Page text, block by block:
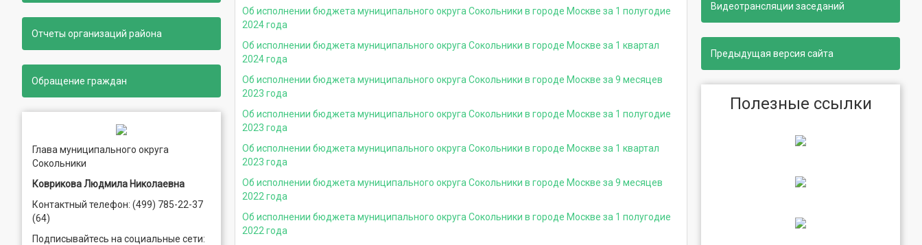
Отчеты организаций района
Обращение граждан
Глава муниципального округа
Сокольники
Коврикова Людмила Николаевна
Контактный телефон: (499) 785-22-37
(64)
Подписывайтесь на социальные сети:
Об исполнении бюджета муниципального округа Сокольники в городе Москве за 1 полугодие
2024 года
Об исполнении бюджета муниципального округа Сокольники в городе Москве за 1 квартал
2024 года
Об исполнении бюджета муниципального округа Сокольники в городе Москве за 9 месяцев
2023 года
Об исполнении бюджета муниципального округа Сокольники в городе Москве за 1 полугодие
2023 года
Об исполнении бюджета муниципального округа Сокольники в городе Москве за 1 квартал
2023 года
Об исполнении бюджета муниципального округа Сокольники в городе Москве за 9 месяцев
2022 года
Об исполнении бюджета муниципального округа Сокольники в городе Москве за 1 полугодие
2022 года
Видеотрансляции заседаний
Предыдущая версия сайта
Полезные ссылки